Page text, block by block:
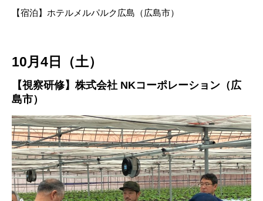
【宿泊】ホテルメルパルク広島（広島市）
10月4日（土）
【視察研修】株式会社 NKコーポレーション （広
島市）